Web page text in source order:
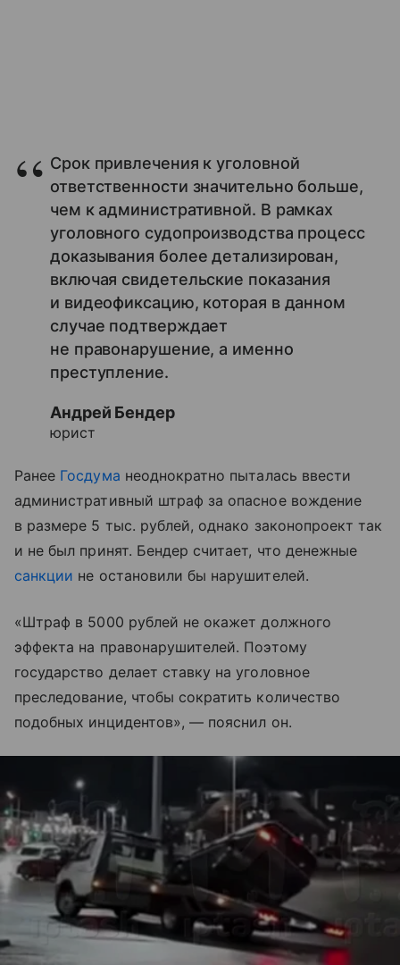
Срок привлечения к уголовной
ответственности значительно больше,
чем к административной. В рамках
уголовного судопроизводства процесс
доказывания более детализирован,
включая свидетельские показания
и видеофиксацию, которая в данном
случае подтверждает
не правонарушение, а именно
преступление.
Андрей Бендер
юрист
Ранее Госдума неоднократно пыталась ввести
административный штраф за опасное вождение
в размере 5 тыс. рублей, однако законопроект так
и не был принят. Бендер считает, что денежные
санкции не остановили бы нарушителей.
«Штраф в 5000 рублей не окажет должного
эффекта на правонарушителей. Поэтому
государство делает ставку на уголовное
преследование, чтобы сократить количество
подобных инцидентов», — пояснил он.